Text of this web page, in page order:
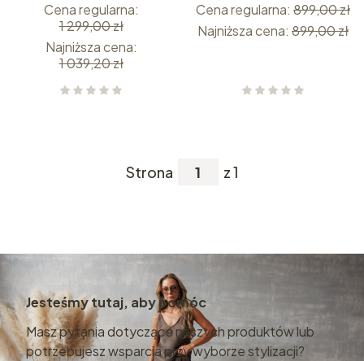
Cena regularna:
1 299,00 zł
Najniższa cena:
1 039,20 zł
Cena regularna: 899,00 zł
Najniższa cena: 899,00 zł
Strona z 1
Jesteśmy tutaj, aby pomóc
Masz pytania dotyczące naszych produktów lub
potrzebujesz wsparcia przy wyborze stylizacji?